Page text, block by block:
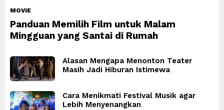
MOVIE
Panduan Memilih Film untuk Malam
Mingguan yang Santai di Rumah
Alasan Mengapa Menonton Teater
Masih Jadi Hiburan Istimewa
Cara Menikmati Festival Musik agar
Lebih Menyenangkan